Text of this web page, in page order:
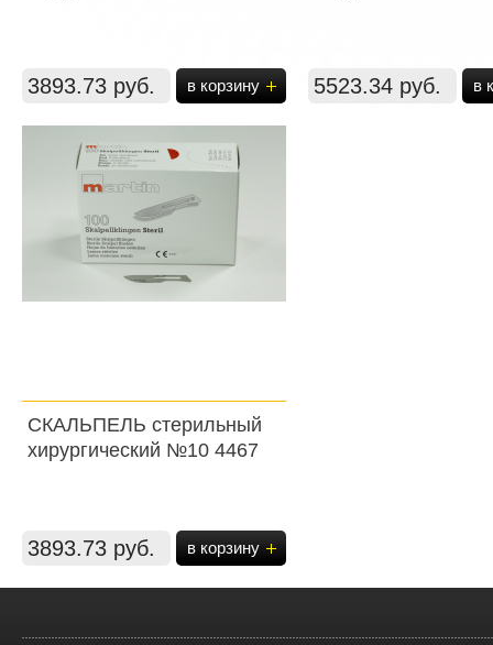
3893.73 руб. в корзину 5523.34 руб. в
СКАЛЬПЕЛЬ стерильный
хирургический №10 4467
3893.73 руб. в корзину